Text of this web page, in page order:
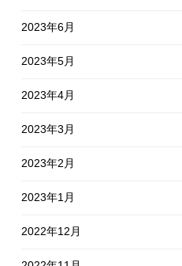
2023年6月
2023年5月
2023年4月
2023年3月
2023年2月
2023年1月
2022年12月